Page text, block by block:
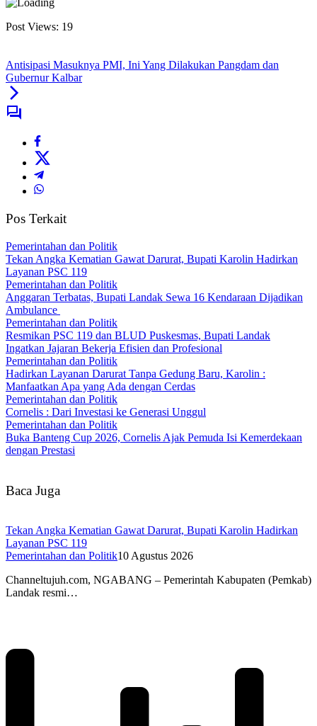
Post Views: 19
Antisipasi Masuknya PMI, Ini Yang Dilakukan Pangdam dan
Gubernur Kalbar
Pos Terkait
Pemerintahan dan Politik
Tekan Angka Kematian Gawat Darurat, Bupati Karolin Hadirkan
Layanan PSC 119
Pemerintahan dan Politik
Anggaran Terbatas, Bupati Landak Sewa 16 Kendaraan Dijadikan
Ambulance
Pemerintahan dan Politik
Resmikan PSC 119 dan BLUD Puskesmas, Bupati Landak
Ingatkan Jajaran Bekerja Efisien dan Profesional
Pemerintahan dan Politik
Hadirkan Layanan Darurat Tanpa Gedung Baru, Karolin :
Manfaatkan Apa yang Ada dengan Cerdas
Pemerintahan dan Politik
Cornelis : Dari Investasi ke Generasi Unggul
Pemerintahan dan Politik
Buka Banteng Cup 2026, Cornelis Ajak Pemuda Isi Kemerdekaan
dengan Prestasi
Baca Juga
Tekan Angka Kematian Gawat Darurat, Bupati Karolin Hadirkan
Layanan PSC 119
Pemerintahan dan Politik10 Agustus 2026
Channeltujuh.com, NGABANG – Pemerintah Kabupaten (Pemkab)
Landak resmi…